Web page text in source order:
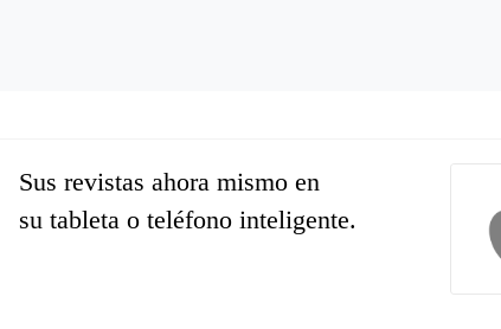
Sus revistas ahora mismo en
su tableta o teléfono inteligente.